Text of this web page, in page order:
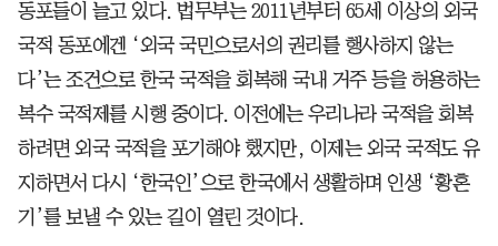
동포들이 늘고 있다. 법무부는 2011년부터 65세 이상의 외국
국적 동포에겐 ‘외국 국민으로서의 권리를 행사하지 않는
다’는 조건으로 한국 국적을 회복해 국내 거주 등을 허용하는
복수 국적제를 시행 중이다. 이전에는 우리나라 국적을 회복
하려면 외국 국적을 포기해야 했지만, 이제는 외국 국적도 유
지하면서 다시 ‘한국인’으로 한국에서 생활하며 인생 ‘황혼
기’를 보낼 수 있는 길이 열린 것이다.